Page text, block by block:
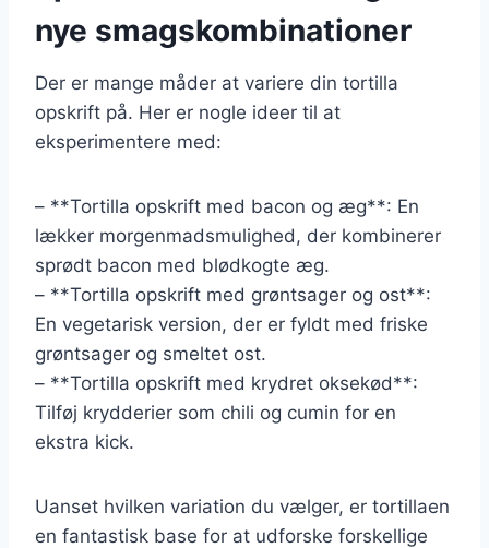
nye smagskombinationer
Der er mange måder at variere din tortilla
opskrift på. Her er nogle ideer til at
eksperimentere med:
– **Tortilla opskrift med bacon og æg**: En
lækker morgenmadsmulighed, der kombinerer
sprødt bacon med blødkogte æg.
– **Tortilla opskrift med grøntsager og ost**:
En vegetarisk version, der er fyldt med friske
grøntsager og smeltet ost.
– **Tortilla opskrift med krydret oksekød**:
Tilføj krydderier som chili og cumin for en
ekstra kick.
Uanset hvilken variation du vælger, er tortillaen
en fantastisk base for at udforske forskellige